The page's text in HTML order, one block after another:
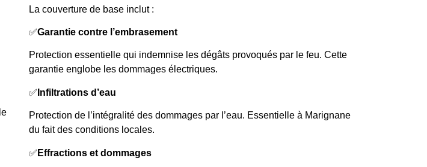
La couverture de base inclut :
✅Garantie contre l’embrasement
Protection essentielle qui indemnise les dégâts provoqués par le feu. Cette
garantie englobe les dommages électriques.
✅ Infiltrations d’eau
Protection de l’intégralité des dommages par l’eau. Essentielle à Marignane
du fait des conditions locales.
✅ Effractions et dommages